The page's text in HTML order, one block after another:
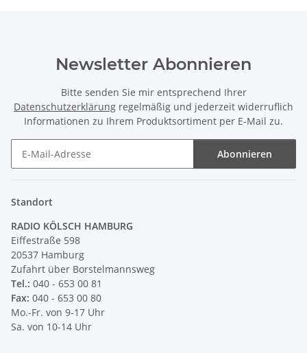
Newsletter Abonnieren
Bitte senden Sie mir entsprechend Ihrer
Datenschutzerklärung regelmäßig und jederzeit widerruflich
Informationen zu Ihrem Produktsortiment per E-Mail zu.
Abonnieren
Standort
RADIO KÖLSCH HAMBURG
Eiffestraße 598
20537 Hamburg
Zufahrt über Borstelmannsweg
Tel.: 040 - 653 00 81
Fax: 040 - 653 00 80
Mo.-Fr. von 9-17 Uhr
Sa. von 10-14 Uhr